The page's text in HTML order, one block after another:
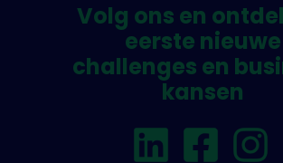
Volg ons en
eerste nieuwe
challenges en
kansen